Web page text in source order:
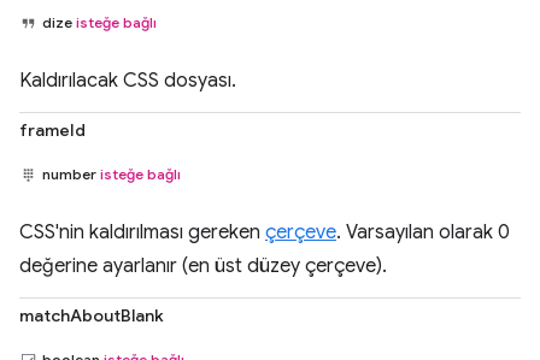
dize isteğe bağlı
Kaldırılacak CSS dosyası.
frameId
number isteğe bağlı
CSS'nin kaldırılması gereken çerçeve. Varsayılan olarak 0
değerine ayarlanır (en üst düzey çerçeve).
matchAboutBlank